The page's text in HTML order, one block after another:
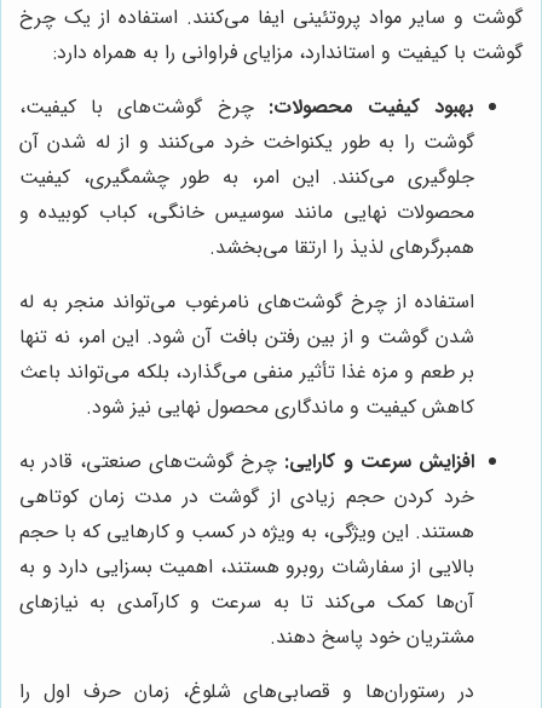
گوشت و سایر مواد پروتئینی ایفا می‌کنند. استفاده از یک چرخ
گوشت با کیفیت و استاندارد، مزایای فراوانی را به همراه دارد:
بهبود کیفیت محصولات: چرخ گوشت‌های با کیفیت،
گوشت را به طور یکنواخت خرد می‌کنند و از له شدن آن
جلوگیری می‌کنند. این امر، به طور چشمگیری، کیفیت
محصولات نهایی مانند سوسیس خانگی، کباب کوبیده و
همبرگرهای لذیذ را ارتقا می‌بخشد.
استفاده از چرخ گوشت‌های نامرغوب می‌تواند منجر به له
شدن گوشت و از بین رفتن بافت آن شود. این امر، نه تنها
بر طعم و مزه غذا تأثیر منفی می‌گذارد، بلکه می‌تواند باعث
کاهش کیفیت و ماندگاری محصول نهایی نیز شود.
افزایش سرعت و کارایی: چرخ گوشت‌های صنعتی، قادر به
خرد کردن حجم زیادی از گوشت در مدت زمان کوتاهی
هستند. این ویژگی، به ویژه در کسب و کارهایی که با حجم
بالایی از سفارشات روبرو هستند، اهمیت بسزایی دارد و به
آن‌ها کمک می‌کند تا به سرعت و کارآمدی به نیازهای
مشتریان خود پاسخ دهند.
در رستوران‌ها و قصابی‌های شلوغ، زمان حرف اول را